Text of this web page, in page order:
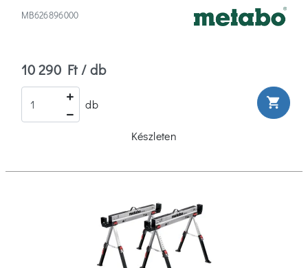
MB626896000
10 290 Ft / db
db shopping_cart
Készleten